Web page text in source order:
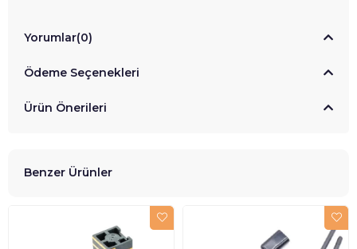
Yorumlar(0)
Ödeme Seçenekleri
Ürün Önerileri
Benzer Ürünler